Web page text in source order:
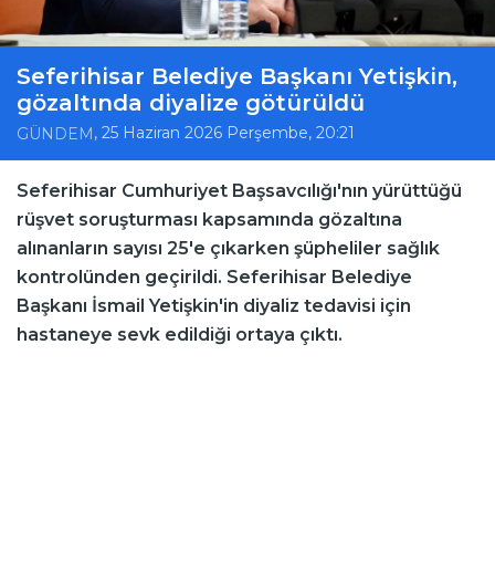
Seferihisar Belediye Başkanı Yetişkin,
gözaltında diyalize götürüldü
GÜNDEM , 25 Haziran 2026 Perşembe, 20:21
Seferihisar Cumhuriyet Başsavcılığı'nın yürüttüğü
rüşvet soruşturması kapsamında gözaltına
alınanların sayısı 25'e çıkarken şüpheliler sağlık
kontrolünden geçirildi. Seferihisar Belediye
Başkanı İsmail Yetişkin'in diyaliz tedavisi için
hastaneye sevk edildiği ortaya çıktı.